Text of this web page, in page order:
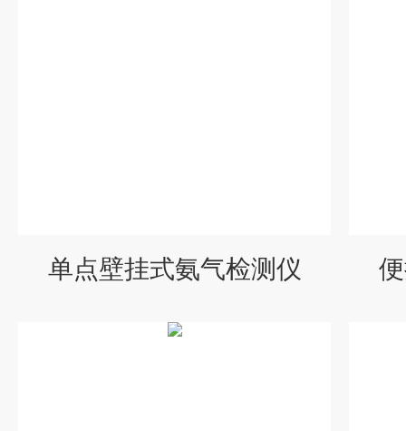
单点壁挂式氨气检测仪